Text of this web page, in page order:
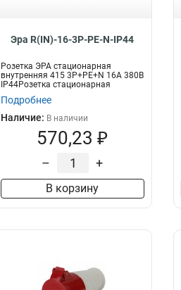
Эра R(IN)-16-3P-PE-N-IP44
Розетка ЭРА стационарная
внутренняя 415 3Р+РЕ+N 16А 380В
IP44Розетка стационарная
внутренняя 3Р...
Подробнее
Наличие: В наличии
570,23 ₽
– +
В корзину